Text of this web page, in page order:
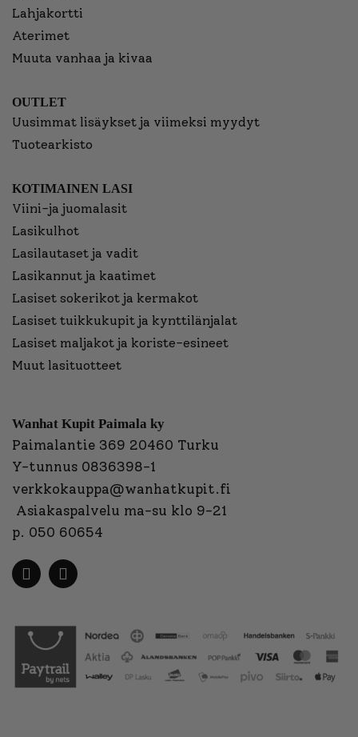
Lahjakortti
Aterimet
Muuta vanhaa ja kivaa
OUTLET
Uusimmat lisäykset ja viimeksi myydyt
Tuotearkisto
KOTIMAINEN LASI
Viini-ja juomalasit
Lasikulhot
Lasilautaset ja vadit
Lasikannut ja kaatimet
Lasiset sokerikot ja kermakot
Lasiset tuikkukupit ja kynttilänjalat
Lasiset maljakot ja koriste-esineet
Muut lasituotteet
Wanhat Kupit Paimala ky
Paimalantie 369 20460 Turku
Y-tunnus 0836398-1
verkkokauppa@wanhatkupit.fi
Asiakaspalvelu ma-su klo 9-21
p. 050 60654